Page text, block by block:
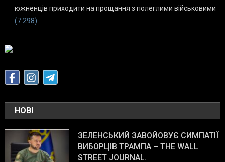
южненців приходити на прощання з полеглими військовими
(7 298)
НОВІ
ЗЕЛЕНСЬКИЙ ЗАВОЙОВУЄ СИМПАТІЇ
ВИБОРЦІВ ТРАМПА – THE WALL
STREET JOURNAL.